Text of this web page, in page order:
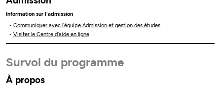
Information sur l'admission
Communiquer avec l’équipe Admission et gestion des études
Visiter le Centre d’aide en ligne
Survol du programme
À propos